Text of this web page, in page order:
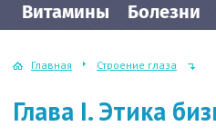
Витамины Болезни
Главная Строение глаза
Глава I. Этика